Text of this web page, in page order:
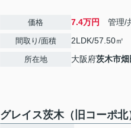
価格 7.4万円 管理/
間取り/面積 2LDK/57.50㎡
所在地 大阪府茨木市畑
グレイス茨木（旧コーポ